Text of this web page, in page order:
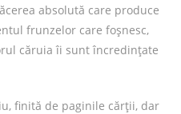
absolută care produce
frunzelor care foșnesc,
căruia îi sunt încredințate
finită de paginile cărții, dar